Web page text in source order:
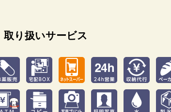
取り扱いサービス